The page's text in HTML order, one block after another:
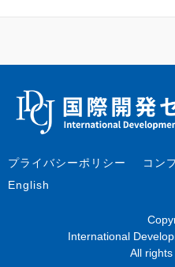
プライバシーポリシー コン
English
International
All rights